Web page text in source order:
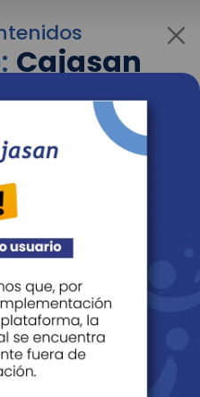
Cajasan
de tu interés más
el menú